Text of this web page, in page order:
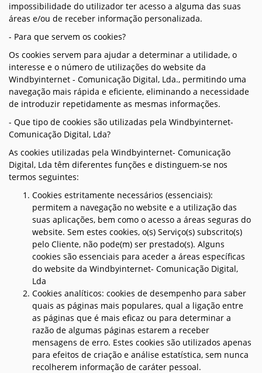
impossibilidade do utilizador ter acesso a alguma das suas
áreas e/ou de receber informação personalizada.
- Para que servem os cookies?
Os cookies servem para ajudar a determinar a utilidade, o
interesse e o número de utilizações do website da
Windbyinternet - Comunicação Digital, Lda., permitindo uma
navegação mais rápida e eficiente, eliminando a necessidade
de introduzir repetidamente as mesmas informações.
- Que tipo de cookies são utilizadas pela Windbyinternet-
Comunicação Digital, Lda?
As cookies utilizadas pela Windbyinternet- Comunicação
Digital, Lda têm diferentes funções e distinguem-se nos
termos seguintes:
Cookies estritamente necessários (essenciais):
permitem a navegação no website e a utilização das
suas aplicações, bem como o acesso a áreas seguras do
website. Sem estes cookies, o(s) Serviço(s) subscrito(s)
pelo Cliente, não pode(m) ser prestado(s). Alguns
cookies são essenciais para aceder a áreas específicas
do website da Windbyinternet- Comunicação Digital,
Lda
Cookies analíticos: cookies de desempenho para saber
quais as páginas mais populares, qual a ligação entre
as páginas que é mais eficaz ou para determinar a
razão de algumas páginas estarem a receber
mensagens de erro. Estes cookies são utilizados apenas
para efeitos de criação e análise estatística, sem nunca
recolherem informação de caráter pessoal.